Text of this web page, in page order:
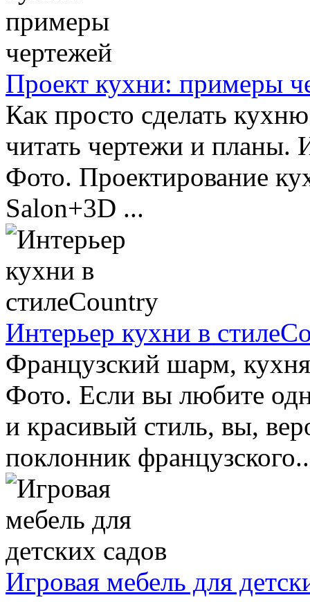
Проект кухни: примеры
Как просто сделать
читать чертежи и планы.
Фото. Проектирование
Salon+3D ...
Интерьер кухни в
Французский шарм,
Фото. Если вы любите
и красивый стиль, вы,
поклонник
Игровая мебель для